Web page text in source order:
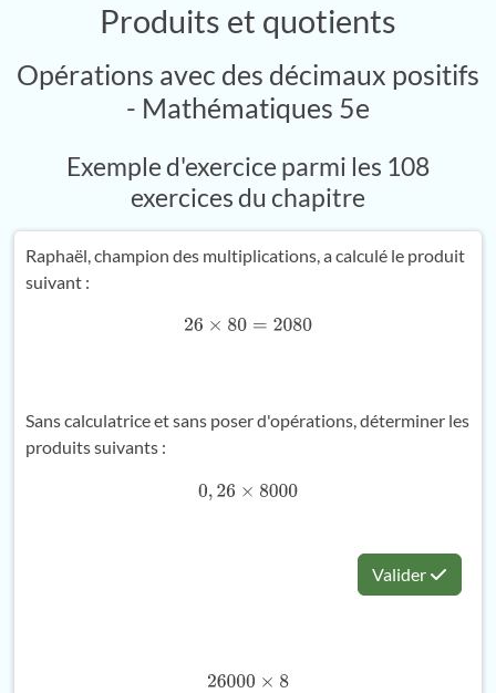
Produits et quotients
Opérations avec des décimaux positifs
- Mathématiques 5e
Exemple d'exercice parmi les 108
exercices du chapitre
Raphaël, champion des multiplications, a calculé le produit
suivant :
26× 80 =2080
Sans calculatrice et sans poser d'opérations, déterminer les
produits suivants :
0 ,26 ×8000
Valider
26000× 8